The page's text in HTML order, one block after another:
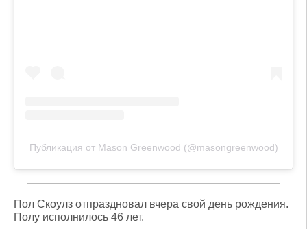
Публикация от Mason Greenwood (@masongreenwood)
Пол Скоулз отпраздновал вчера свой день рождения.
Полу исполнилось 46 лет.